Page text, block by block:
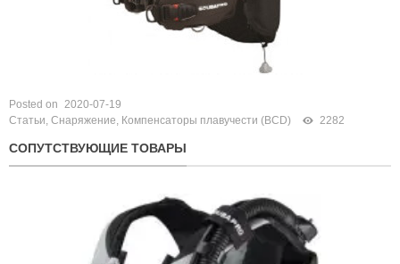
Posted on 2020-07-19
Статьи, Снаряжение, Компенсаторы плавучести (BCD) 2282
СОПУТСТВУЮЩИЕ ТОВАРЫ